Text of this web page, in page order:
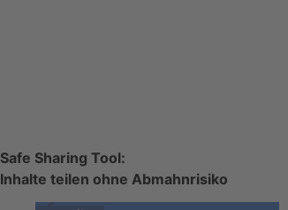
Safe Sharing Tool:
Inhalte teilen ohne Abmahnrisiko